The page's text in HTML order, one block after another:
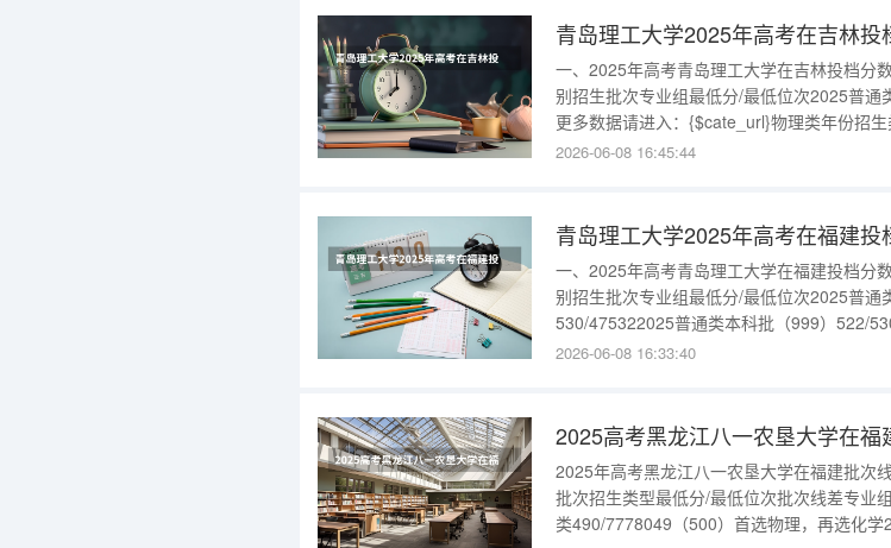
青岛理工大学2025年高考在吉林投
一、2025年高考青岛理工大学在吉林投档分
别招生批次专业组最低分/最低位次2025普通
更多数据请进入：{$cate_url}物理类年份招
分/最低位次2025普通类本科批（004）514/
2026-06-08 16:45:44
青岛理工大学2025年高考在福建投
一、2025年高考青岛理工大学在福建投档分
别招生批次专业组最低分/最低位次2025普通
530/475322025普通类本科批（999）522/
科批（999）507/641252025中外合作办学本
2026-06-08 16:33:40
2025年高考黑龙江八一农垦大学在福建批次
批次招生类型最低分/最低位次批次线差专业
类490/7778049（500）首选物理，再选化学